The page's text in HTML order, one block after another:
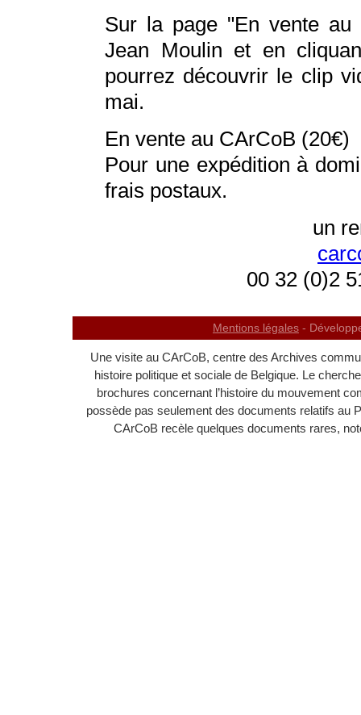
Sur la page "En vente
Jean Moulin et en
pourrez découvrir le clip
mai.
En vente au CArCoB (20€)
Pour une expédition à
frais postaux.
un
00 32 (0)2
Mentions légales -
Une visite au CArCoB, centre des Archives
histoire politique et sociale de Belgique. Le
brochures concernant l’histoire du mouvement
possède pas seulement des documents relatifs au
CArCoB recèle quelques documents rares,